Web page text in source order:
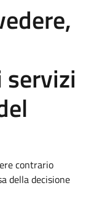
contrario
della decisione